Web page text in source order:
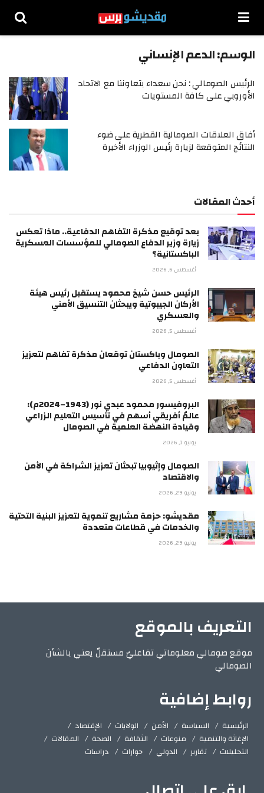
الوسم:الدعم الإنساني
الرئيس الصومالي : نحن سعداء بتعاوننا مع الاتحاد
الأوروبي على كافة المستويات
أفاق العلاقات الصومالية القطرية على ضوء
النتائج المتوقعة لزيارة رئيس الوزراء الأخيرة
أحدث المقالات
بعد توقيع مذكرة التفاهم الدفاعية.. ماذا تعكس
زيارة وزير الدفاع الصومالي للمؤسسات العسكرية
الباكستانية؟
أغسطس 6, 2026
الرئيس حسن شيخ محمود يستقبل رئيس هيئة
الأركان الجيبوتية ويبحثان التنسيق الأمني
والعسكري
أغسطس 5, 2026
الصومال وباكستان توقعان مذكرة تفاهم لتعزيز
التعاون الدفاعي
أغسطس 5, 2026
البروفيسور محمود عبدي نور (1943–2024م):
عالمٌ أفريقي أسهم في تأسيس التعليم الزراعي
وقيادة النهضة العلمية في الصومال
يوليو 1, 2026
الصومال وإثيوبيا تبحثان تعزيز الشراكة في الأمن
والاقتصاد
يونيو 29, 2026
مقديشو: حزمة مشاريع تنموية لتعزيز البنية التحتية
والخدمات في قطاعات متعددة
يونيو 29, 2026
التعريف بالموقع
موقع صومالي معلوماتي تفاعليّ مستقلّ يعني بالشأن
الصومالي
روابط إضافية
الرئيسية السياسة الأمن الولايات
الإقتصاد
الإغاثة والتنمية
منوعات الثقافة الصحة
المقالات
التحليلات
تقارير الدولي حوارات دراسات